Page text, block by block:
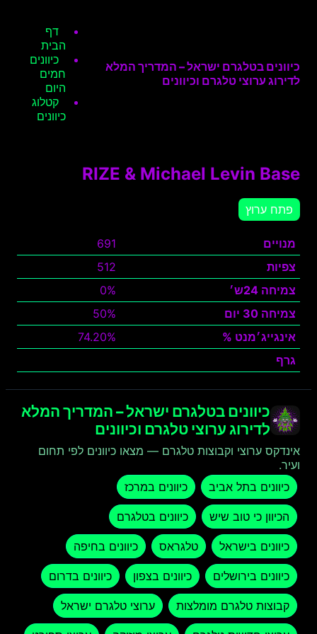
כיוונים בטלגרם ישראל – המדריך המלא
לדירוג ערוצי טלגרם וכיוונים
דף
הבית
כיוונים
חמים
היום
קטלוג
כיוונים
RIZE & Michael Levin Base
פתח ערוץ
מנויים
691
צפיות
512
צמיחה 24ש׳
0%
צמיחה 30 יום
50%
אינגייג׳מנט %
74.20%
גרף
כיוונים בטלגרם ישראל – המדריך המלא
לדירוג ערוצי טלגרם וכיוונים
אינדקס ערוצי וקבוצות טלגרם — מצאו כיוונים לפי תחום
ועיר.
כיוונים בתל אביב
כיוונים במרכז
הכיוון כי טוב שיש כיוונים בטלגרם
כיוונים בישראל טלגראס כיוונים בחיפה
כיוונים בירושלים כיוונים בצפון כיוונים בדרום
קבוצות טלגרם מומלצות ערוצי טלגרם ישראל